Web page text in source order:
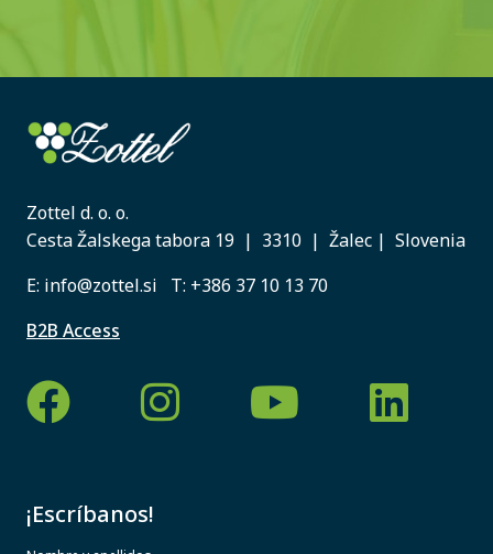
Zottel d. o. o.
Cesta Žalskega tabora 19 | 3310 | Žalec | Slovenia
E: info@zottel.si T: +386 37 10 13 70
B2B Access
¡Escríbanos!